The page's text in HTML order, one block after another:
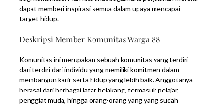
dapat memberi inspirasi semua dalam upaya mencapai
target hidup.
Deskripsi Member Komunitas Warga 88
Komunitas ini merupakan sebuah komunitas yang terdiri
dari terdiri dari individu yang memiliki komitmen dalam
membangun karir serta hidup yang lebih baik. Anggotanya
berasal dari berbagai latar belakang, termasuk pelajar,
penggiat muda, hingga orang-orang yang yang sudah